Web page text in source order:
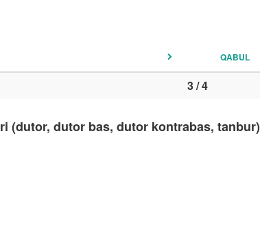
QABUL
3 / 4
(dutor, dutor bas, dutor kontrabas, tanbur)